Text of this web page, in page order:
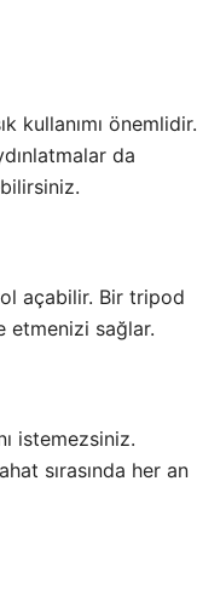
kullanımı önemlidir.
da
açabilir. Bir tripod
etmenizi sağlar.
istemezsiniz.
sırasında her an